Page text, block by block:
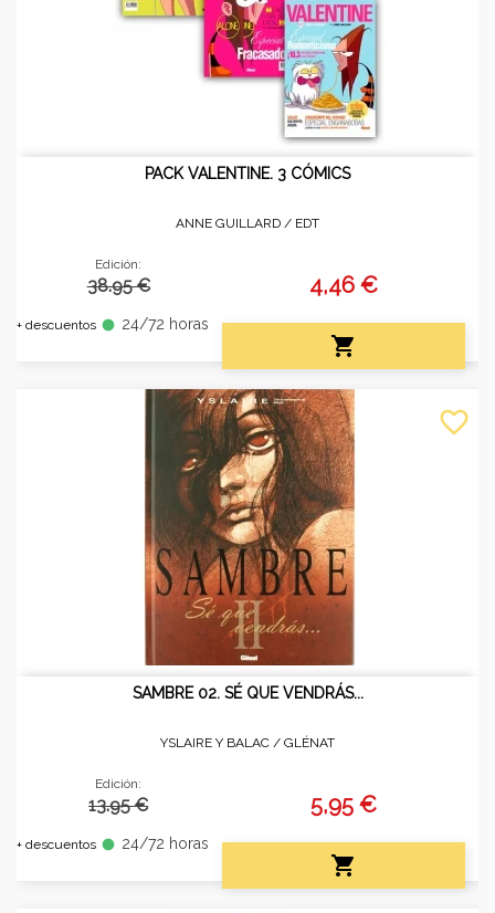
PACK VALENTINE. 3 CÓMICS
ANNE GUILLARD / EDT
Edición:
38.95 €
+ descuentos fiber_manual_record 24/72 horas
4,46 €

SAMBRE 02. SÉ QUE VENDRÁS...
YSLAIRE Y BALAC / GLÉNAT
Edición:
13.95 €
+ descuentos fiber_manual_record 24/72 horas
5,95 €

favorite_border